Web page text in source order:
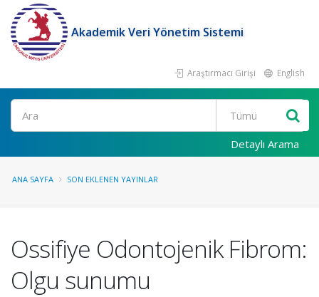
Akademik Veri Yönetim Sistemi
Araştırmacı Girişi English
Ara
Detaylı Arama
ANA SAYFA SON EKLENEN YAYINLAR
Ossifiye Odontojenik Fibrom:
Olgu sunumu